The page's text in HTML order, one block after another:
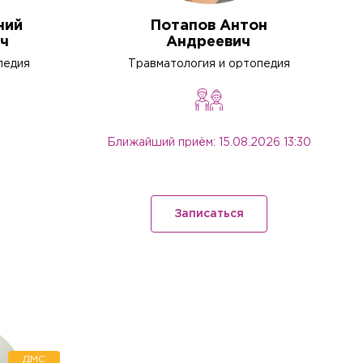
Потапов Антон
Андреевич
Травматология и ортопедия
Ближайший приём: 15.08.2026 13:30
Записаться
ДМС
в его
Вам выдали в клинике.
Вам выдали в клинике.